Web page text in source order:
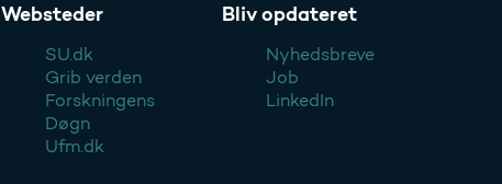
Websteder
SU.dk
Grib verden
Forskningens
Døgn
Ufm.dk
Bliv opdateret
Nyhedsbreve
Job
LinkedIn